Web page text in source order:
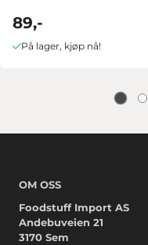
89,-
På lager, kjøp nå!
OM OSS
Foodstuff Import AS
Andebuveien 21
3170 Sem